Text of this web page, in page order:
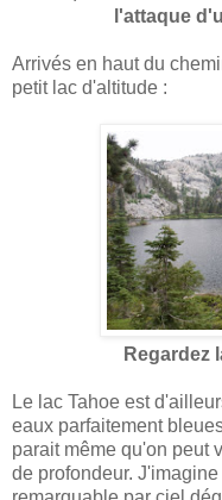
l'attaque
Arrivés en haut du
petit lac d'altitude :
Regardez
Le lac Tahoe est
eaux parfaitement
parait même qu'on peut
de profondeur.